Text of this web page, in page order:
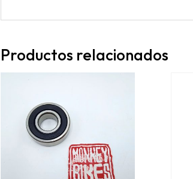
Productos relacionados